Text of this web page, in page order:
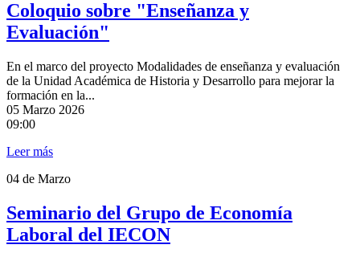
Coloquio sobre "Enseñanza y
Evaluación"
En el marco del proyecto Modalidades de enseñanza y evaluación
de la Unidad Académica de Historia y Desarrollo para mejorar la
formación en la...
05 Marzo 2026
09:00
Leer más
04 de Marzo
Seminario del Grupo de Economía
Laboral del IECON